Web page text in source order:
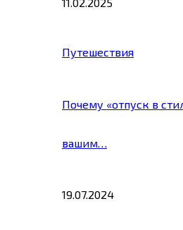
11.02.2025
Путешествия
Почему «отпуск в
вашим…
19.07.2024